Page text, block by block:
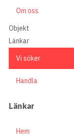
Om oss
Objekt
Länkar
Vi söker
Handla
Länkar
Hem